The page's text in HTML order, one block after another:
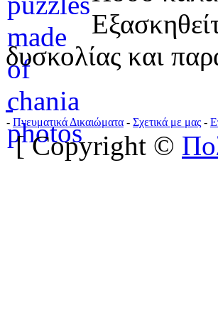
δυσκολίας και
- Πνευματικά Δικαιώματα - Σχετικά με μας -
[ Copyright ©